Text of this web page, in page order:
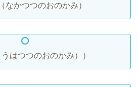
なかつつのおのかみ）
はつつのおのかみ））